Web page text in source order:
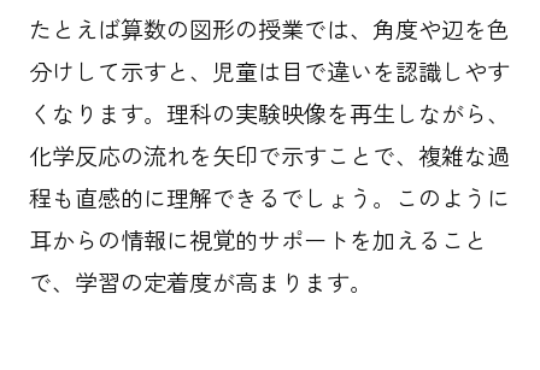
たとえば算数の図形の授業では、角度や辺を色
分けして示すと、児童は目で違いを認識しやす
くなります。理科の実験映像を再生しながら、
化学反応の流れを矢印で示すことで、複雑な過
程も直感的に理解できるでしょう。このように
耳からの情報に視覚的サポートを加えること
で、学習の定着度が高まります。